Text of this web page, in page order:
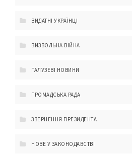
ВИДАТНІ УКРАЇНЦІ
ВИЗВОЛЬНА ВІЙНА
ГАЛУЗЕВІ НОВИНИ
ГРОМАДСЬКА РАДА
ЗВЕРНЕННЯ ПРЕЗИДЕНТА
НОВЕ У ЗАКОНОДАВСТВІ